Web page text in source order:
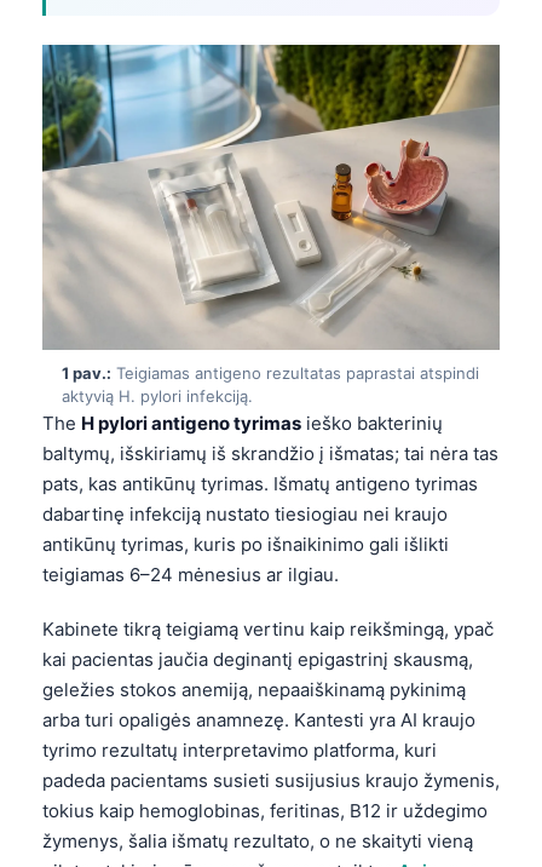
1 pav.: Teigiamas antigeno rezultatas paprastai atspindi
aktyvią H. pylori infekciją.
The H pylori antigeno tyrimas ieško bakterinių
baltymų, išskiriamų iš skrandžio į išmatas; tai nėra tas
pats, kas antikūnų tyrimas. Išmatų antigeno tyrimas
dabartinę infekciją nustato tiesiogiau nei kraujo
antikūnų tyrimas, kuris po išnaikinimo gali išlikti
teigiamas 6–24 mėnesius ar ilgiau.
Kabinete tikrą teigiamą vertinu kaip reikšmingą, ypač
kai pacientas jaučia deginantį epigastrinį skausmą,
geležies stokos anemiją, nepaaiškinamą pykinimą
arba turi opaligės anamnezę. Kantesti yra AI kraujo
tyrimo rezultatų interpretavimo platforma, kuri
padeda pacientams susieti susijusius kraujo žymenis,
tokius kaip hemoglobinas, feritinas, B12 ir uždegimo
žymenys, šalia išmatų rezultato, o ne skaityti vieną